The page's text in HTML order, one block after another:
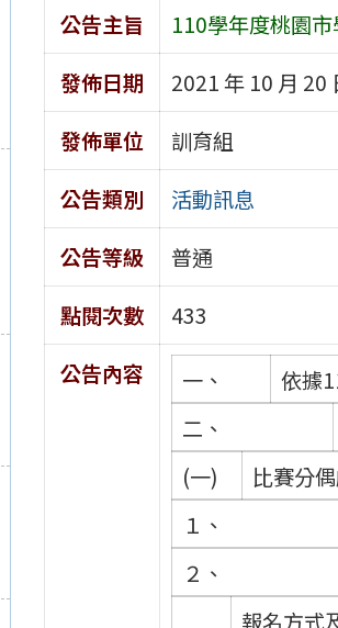
公告主旨
110學年度桃園
發佈日期
2021 年 10 月 20
發佈單位
訓育組
公告類別
活動訊息
公告等級
普通
點閱次數
433
公告內容
一、
依據
二、
(一)
比賽分
１、
２、
報名方式